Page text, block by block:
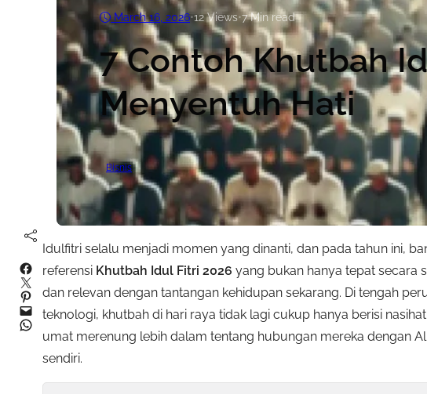
March 16, 2026•12Views•7 Min read
7 Contoh Khutbah
Menyentuh Hati
Bisnis
Facebook
Twitter
Pinterest
Mail
WhatsApp
Idulfitri selalu menjadi momen yang dinanti, dan pada tahun ini,
referensi Khutbah Idul Fitri 2026 yang bukan hanya tepat secara
dan relevan dengan tantangan kehidupan sekarang. Di tengah
teknologi, khutbah di hari raya tidak lagi cukup hanya berisi
umat merenung lebih dalam tentang hubungan mereka dengan
sendiri.